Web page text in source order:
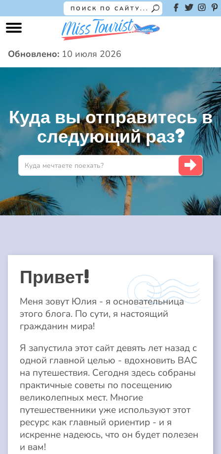
Обновлено: 10 июля 2026
Куда вы отправитесь в
следующий раз?
Привет!
Меня зовут Юлия - я основательница
этого блога. По сути, я настоящий
гражданин мира!
Я запустила этот сайт девять лет назад с
одной главной целью - вдохновить ВАС
на путешествия. Сегодня здесь собраны
практичные советы по посещению
великолепных мест. Многие
путешественники уже используют этот
ресурс как главный ориентир - и я
искренне надеюсь, что он будет полезен
и вам!